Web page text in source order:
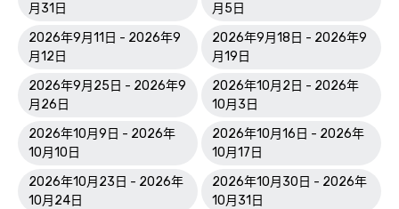
月31日
月5日
2026年9月11日 - 2026年9
月12日
2026年9月18日 - 2026年9
月19日
2026年9月25日 - 2026年9
月26日
2026年10月2日 - 2026年
10月3日
2026年10月9日 - 2026年
10月10日
2026年10月16日 - 2026年
10月17日
2026年10月23日 - 2026年
10月24日
2026年10月30日 - 2026年
10月31日